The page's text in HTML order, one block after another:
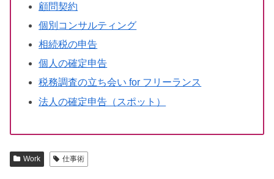
顧問契約
個別コンサルティング
相続税の申告
個人の確定申告
税務調査の立ち会い for フリーランス
法人の確定申告（スポット）
Work 仕事術